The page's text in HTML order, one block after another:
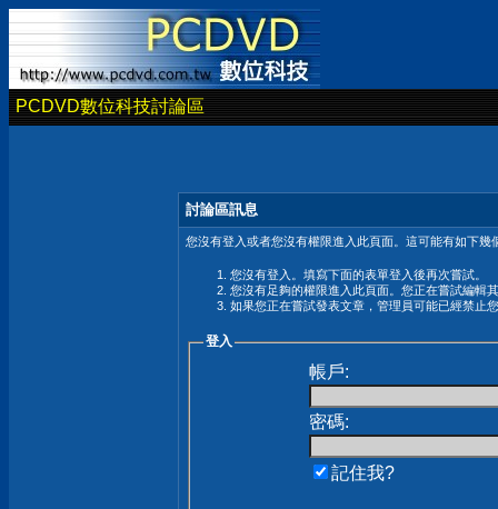
PCDVD數位科技討論區
討論區訊息
您沒有登入或者您沒有權限進入此頁面。這可能有如下幾
您沒有登入。填寫下面的表單登入後再次嘗試。
您沒有足夠的權限進入此頁面。您正在嘗試編輯
如果您正在嘗試發表文章，管理員可能已經禁止
登入
帳戶:
密碼:
記住我?